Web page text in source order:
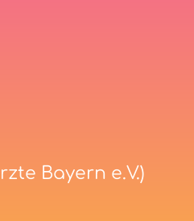
Bayern e.V.)